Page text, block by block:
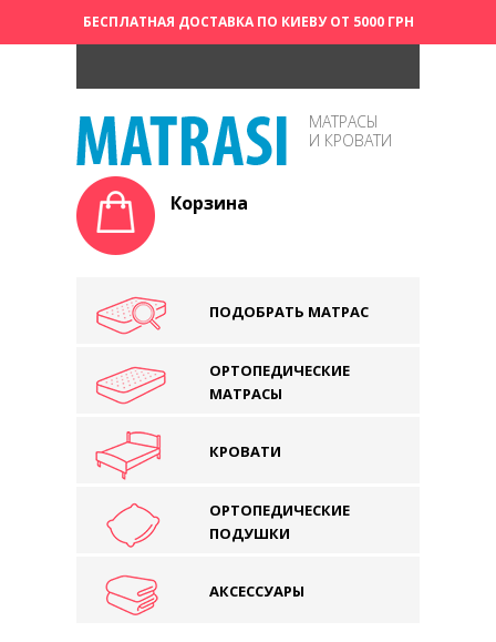
БЕСПЛАТНАЯ ДОСТАВКА ПО КИЕВУ ОТ 5000 ГРН
МАТРАСЫ
И КРОВАТИ
Корзина
ПОДОБРАТЬ МАТРАС
ОРТОПЕДИЧЕСКИЕ
МАТРАСЫ
КРОВАТИ
ОРТОПЕДИЧЕСКИЕ
ПОДУШКИ
АКСЕССУАРЫ